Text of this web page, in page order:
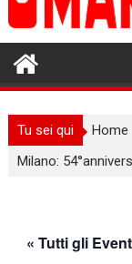
Tu sei qui Home
Milano:
« Tutti gli